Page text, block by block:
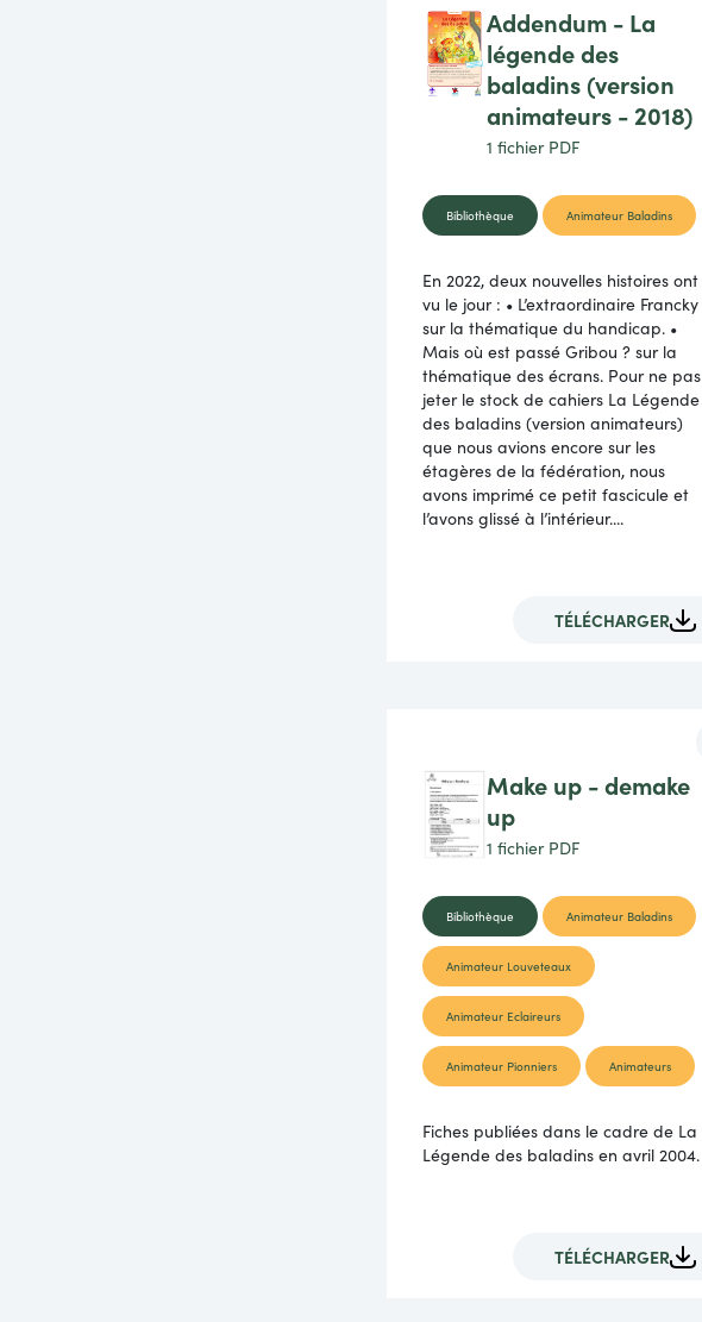
Addendum - La
légende des
baladins (version
animateurs - 2018)
1 fichier PDF
Bibliothèque Animateur Baladins
En 2022, deux nouvelles histoires ont
vu le jour : • L’extraordinaire Francky
sur la thématique du handicap. •
Mais où est passé Gribou ? sur la
thématique des écrans. Pour ne pas
jeter le stock de cahiers La Légende
des baladins (version animateurs)
que nous avions encore sur les
étagères de la fédération, nous
avons imprimé ce petit fascicule et
l’avons glissé à l’intérieur....
TÉLÉCHARGER
Make up - demake
up
1 fichier PDF
Bibliothèque Animateur Baladins
Animateur Louveteaux
Animateur Eclaireurs
Animateur Pionniers Animateurs
Fiches publiées dans le cadre de La
Légende des baladins en avril 2004.
TÉLÉCHARGER